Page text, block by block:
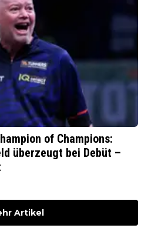
of Champions:
überzeugt bei Debüt –
Artikel